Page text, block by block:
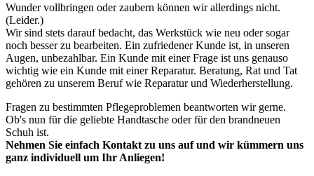
Wunder vollbringen oder zaubern können wir allerdings nicht.
(Leider.)
Wir sind stets darauf bedacht, das Werkstück wie neu oder sogar
noch besser zu bearbeiten. Ein zufriedener Kunde ist, in unseren
Augen, unbezahlbar. Ein Kunde mit einer Frage ist uns genauso
wichtig wie ein Kunde mit einer Reparatur. Beratung, Rat und Tat
gehören zu unserem Beruf wie Reparatur und Wiederherstellung.
Fragen zu bestimmten Pflegeproblemen beantworten wir gerne.
Ob's nun für die geliebte Handtasche oder für den brandneuen
Schuh ist.
Nehmen Sie einfach Kontakt zu uns auf und wir kümmern uns
ganz individuell um Ihr Anliegen!